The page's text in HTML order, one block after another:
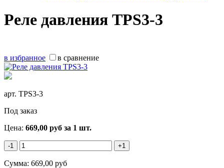
Реле давления TPS3-3
в избранное в сравнение
арт. TPS3-3
Под заказ
Цена: 669,00 руб за 1 шт.
-1 +1
Сумма: 669,00 руб